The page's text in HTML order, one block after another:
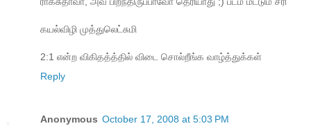
கயல்விழி முத்துலெட்சுமி
2:1 என்ற விகிதத்த்தில் விடை சொல்றீங்க வாழ்த்துக்கள்
Reply
Anonymous October 17, 2008 at 5:03 PM